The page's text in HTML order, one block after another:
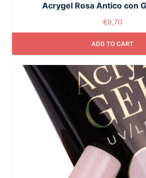
Acrygel Rosa Antico con
€9,70
ADD TO CART